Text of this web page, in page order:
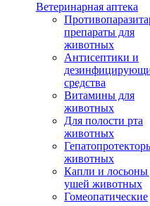
Ветеринарная аптека
препараты для
животных
Антисептики и
средства
Витамины для
животных
Для полости рта
животных
животных
Капли и лосьоны
ушей животных
Гомеопатические